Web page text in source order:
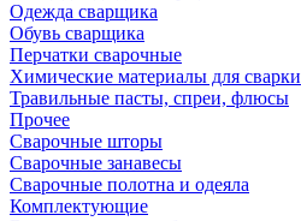
Одежда сварщика
Обувь сварщика
Перчатки сварочные
Химические материалы для сварки
Травильные пасты, спреи, флюсы
Прочее
Сварочные шторы
Сварочные занавесы
Сварочные полотна и одеяла
Комплектующие